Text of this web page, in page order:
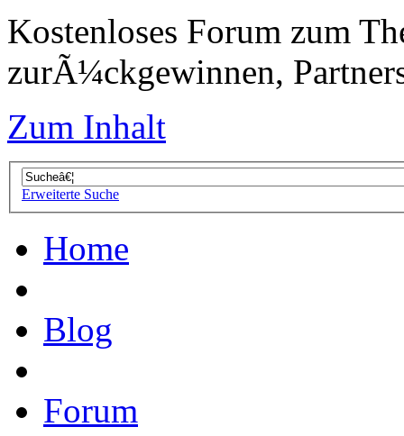
Kostenloses Forum zum
zurÃ¼ckgewinnen,
Zum Inhalt
Erweiterte Suche
Home
Blog
Forum